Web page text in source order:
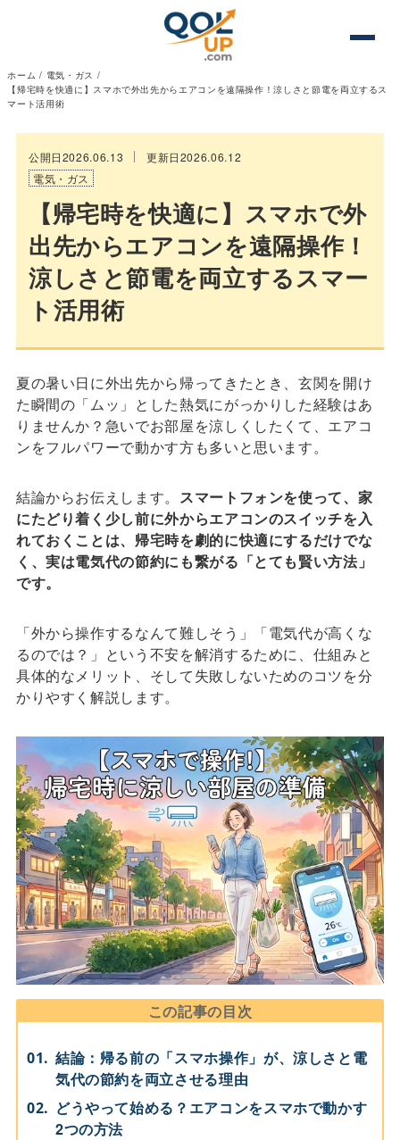
ホーム / 電気・ガス /
【帰宅時を快適に】スマホで外出先からエアコンを遠隔操作！涼しさと節電を両立するス
マート活用術
公開日2026.06.13
更新日2026.06.12
電気・ガス
【帰宅時を快適に】スマホで外
出先からエアコンを遠隔操作！
涼しさと節電を両立するスマー
ト活用術
夏の暑い日に外出先から帰ってきたとき、玄関を開け
た瞬間の「ムッ」とした熱気にがっかりした経験はあ
りませんか？急いでお部屋を涼しくしたくて、エアコ
ンをフルパワーで動かす方も多いと思います。
結論からお伝えします。 スマートフォンを使って、家
にたどり着く少し前に外からエアコンのスイッチを入
れておくことは、帰宅時を劇的に快適にするだけでな
く、実は電気代の節約にも繋がる「とても賢い方法」
です。
「外から操作するなんて難しそう」「電気代が高くな
るのでは？」という不安を解消するために、仕組みと
具体的なメリット、そして失敗しないためのコツを分
かりやすく解説します。
この記事の目次
結論：帰る前の「スマホ操作」が、涼しさと電
気代の節約を両立させる理由
どうやって始める？エアコンをスマホで動かす
2つの方法